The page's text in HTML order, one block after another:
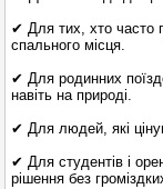
✔ Для тих, хто часто
спального місця.
✔ Для родинних
навіть на природі.
✔ Для людей, які
✔ Для студентів і
рішення без